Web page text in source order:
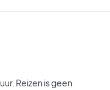
Reizen is geen